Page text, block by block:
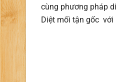
cùng phương pháp
Diệt mối tận gốc